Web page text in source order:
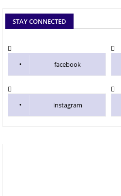
STAY CONNECTED
facebook
instagram